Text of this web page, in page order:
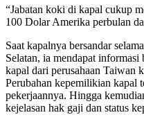
“Jabatan koki di kapal cukup
100 Dolar Amerika perbulan
Saat kapalnya bersandar
Selatan, ia mendapat
kapal dari perusahaan Taiwan
Perubahan kepemilikian kapal
pekerjaannya. Hingga
kejelasan hak gaji dan status